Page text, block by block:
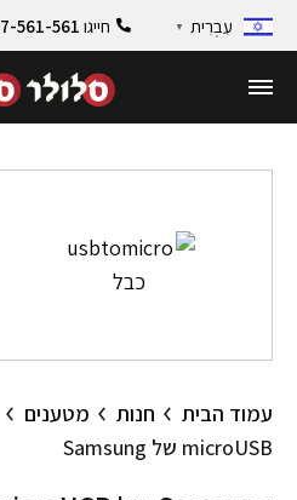
עִבְרִית ▼ חייגו 561-561
עמוד הבית חנות מטענים
microUSB של Samsung